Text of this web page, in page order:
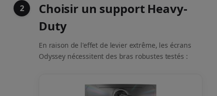
2
Choisir un support Heavy-
Duty
En raison de l'effet de levier extrême, les écrans
Odyssey nécessitent des bras robustes testés :